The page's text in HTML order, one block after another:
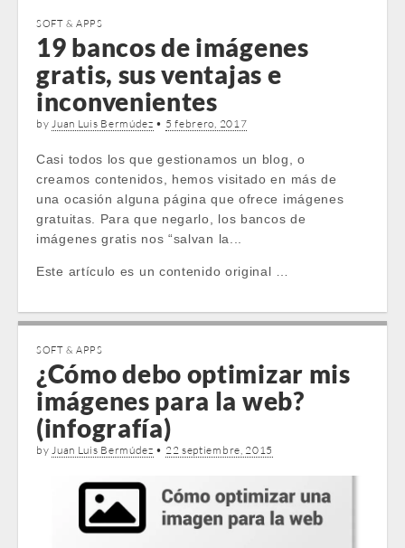
SOFT & APPS
19 bancos de imágenes
gratis, sus ventajas e
inconvenientes
byJuan Luis Bermúdez • 5 febrero, 2017
Casi todos los que gestionamos un blog, o
creamos contenidos, hemos visitado en más de
una ocasión alguna página que ofrece imágenes
gratuitas. Para que negarlo, los bancos de
imágenes gratis nos “salvan la...
Este artículo es un contenido original …
SOFT & APPS
¿Cómo debo optimizar mis
imágenes para la web?
(infografía)
byJuan Luis Bermúdez • 22 septiembre, 2015